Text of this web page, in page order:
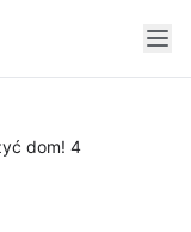
dom! 4